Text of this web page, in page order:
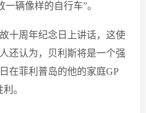
一辆像样的自行车”。
十周年纪念日上讲话，这使
还认为，贝利斯将是一个强
在菲利普岛的他的家庭GP
。